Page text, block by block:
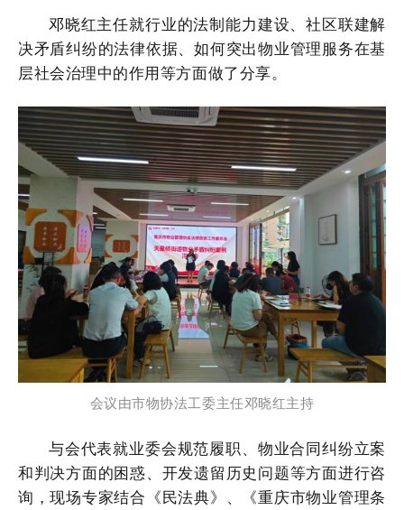
邓晓红主任就行业的法制能力建设、社区联建解
决矛盾纠纷的法律依据、如何突出物业管理服务在基
层社会治理中的作用等方面做了分享。
会议由市物协法工委主任邓晓红主持
与会代表就业委会规范履职、物业合同纠纷立案
和判决方面的困惑、开发遗留历史问题等方面进行咨
询，现场专家结合《民法典》、《重庆市物业管理条